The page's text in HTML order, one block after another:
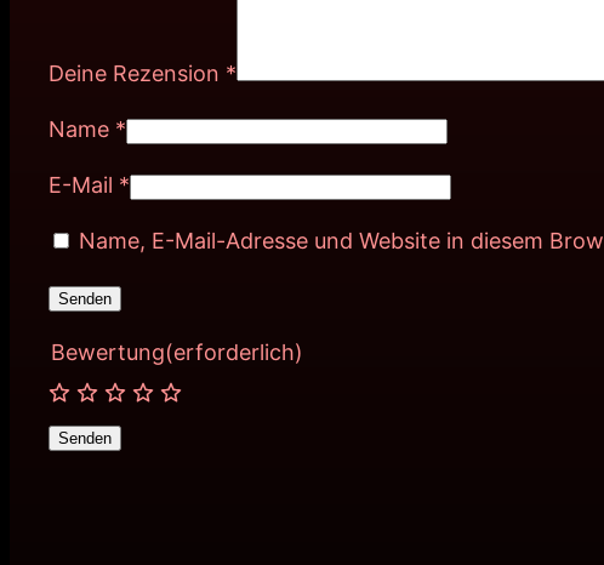
Deine Rezension *
Name *
E-Mail *
Name, E-Mail-Adresse und Website in diesem
Bewertung(erforderlich)
Senden